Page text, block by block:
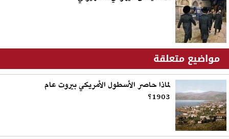
مواضيع متعلقة
لماذا حاصر الأسطول الأمريكي بيروت عام
1903؟